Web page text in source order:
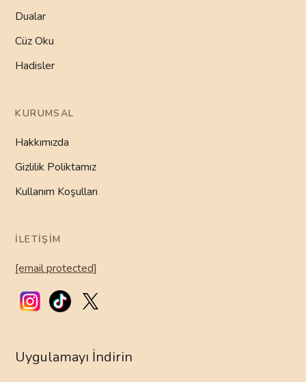
Dualar
Cüz Oku
Hadisler
KURUMSAL
Hakkımızda
Gizlilik Poliktamız
Kullanım Koşulları
İLETIŞIM
[email protected]
Uygulamayı İndirin